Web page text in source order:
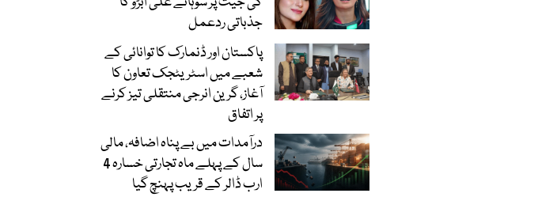
جذباتی ردعمل
پاکستان اور ڈنمارک کا توانائی کے
شعبے میں اسٹریٹجک تعاون کا
آغاز، گرین انرجی منتقلی تیز کرنے
پر اتفاق
درآمدات میں بے پناہ اضافہ، مالی
سال کے پہلے ماہ تجارتی خسارہ 4
ارب ڈالر کے قریب پہنچ گیا